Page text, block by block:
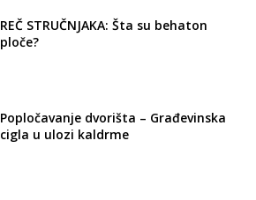
REČ STRUČNJAKA: Šta su behaton
ploče?
Popločavanje dvorišta – Građevinska
cigla u ulozi kaldrme